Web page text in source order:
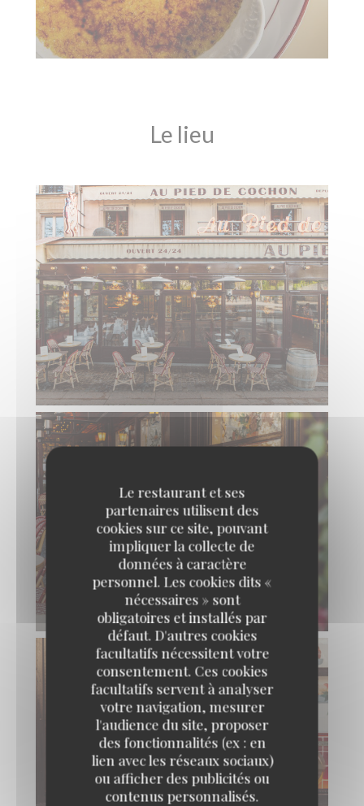
Le restaurant et ses
partenaires utilisent des
cookies sur ce site, pouvant
impliquer la collecte de
données à caractère
personnel. Les cookies dits «
nécessaires » sont
obligatoires et installés par
défaut. D'autres cookies
facultatifs nécessitent votre
consentement. Ces cookies
facultatifs servent à analyser
votre navigation, mesurer
l'audience du site, proposer
des fonctionnalités (ex : en
lien avec les réseaux sociaux)
ou afficher des publicités ou
contenus personnalisés.
Le lieu